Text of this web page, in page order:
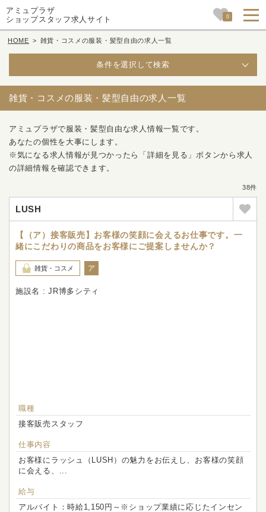
アミュプラザ
ショップスタッフ求人サイト
0
HOME > 雑貨・コスメの服装・髪型自由の求人一覧
条件を選択して検索
雑貨・コスメの服装・髪型自由の求人一覧
アミュプラザで服装・髪型自由な求人情報一覧です。
あなたの個性を大事にします。
※気になる求人情報が見つかったら「詳細を見る」ボタンから求人
の詳細情報を確認できます。
38件
LUSH
【（ア）接客販売】お客様の笑顔に会えるお仕事です。一
緒にこだわりの商品をお客様にご提案しませんか？
雑貨・コスメ ア
施設名 : JR博多シティ
職種
接客販売スタッフ
仕事内容
お客様にラッシュ（LUSH）の魅力をお伝えし、お客様の笑顔
に会える、...
給与
アルバイト：時給1,150円～※ショップ業績に応じたインセン